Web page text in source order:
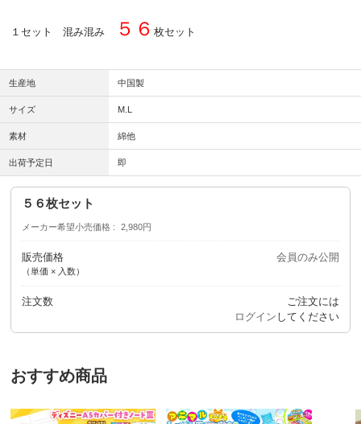
１セット 混み混み ５６ 枚セット
生産地 中国製
サイズ M.L
素材 綿他
出荷予定日 即
５６枚セット
メーカー希望小売価格 2,980円
販売価格
（単価 × 入数）
会員のみ公開
注文数
ご注文には
ログイン してください
おすすめ商品